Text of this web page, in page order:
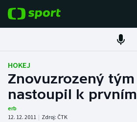
Fotbal
Hokej
HOKEJ
Znovuzrozený
nastoupil k
erb
12. 12. 2011 | Zdroj: ČTK